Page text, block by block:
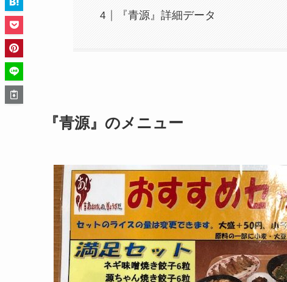
『青源』詳細データ
『青源』のメニュー